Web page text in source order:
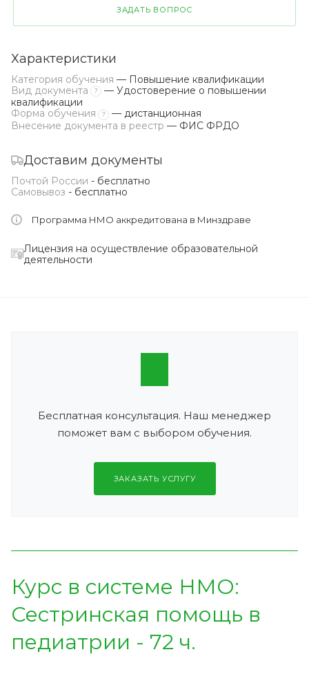
ЗАДАТЬ ВОПРОС
Характеристики
Категория обучения — Повышение квалификации
Вид документа
?
— Удостоверение о повышении
квалификации
Форма обучения
?
— дистанционная
Внесение документа в реестр — ФИС ФРДО
Доставим документы
Почтой России - бесплатно
Самовывоз - бесплатно
Программа НМО аккредитована в Минздраве
Лицензия на осуществление образовательной
деятельности
Бесплатная консультация. Наш менеджер
поможет вам с выбором обучения.
ЗАКАЗАТЬ УСЛУГУ
Курс в системе НМО:
Сестринская помощь в
педиатрии - 72 ч.